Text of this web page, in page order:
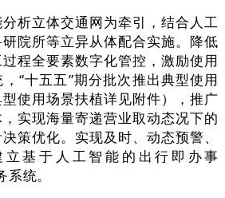
立体交通网为牵引，结合人工
院所等立异从体配合实施。降低
程全要素数字化管控，激励使用
“十五五”期分批次推出典型使用
使用场景扶植详见附件），推广
实现海量寄递营业取动态况下的
策优化。实现及时、动态预警、
基于人工智能的出行即办事
统。